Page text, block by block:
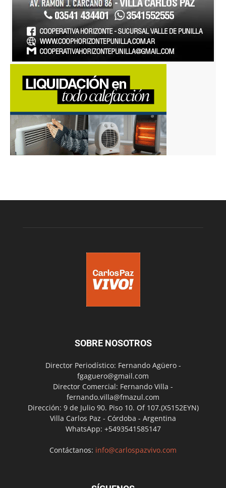
SOBRE NOSOTROS
Director Periodístico: Fernando Agüero -
fgaguero@gmail.com
Director Comercial: Fernando Villa -
fernando.villa@fmazul.com
Dirección: 9 de Julio 90. Piso 10. Of 107.(X5152EYN)
Villa Carlos Paz - Córdoba - Argentina
WhatsApp: +5493541585147
Contáctanos: info@carlospazvivo.com